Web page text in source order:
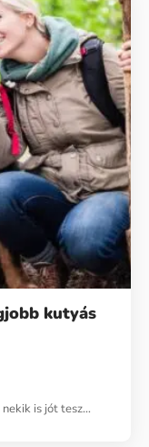
kutyás
is jót tesz…